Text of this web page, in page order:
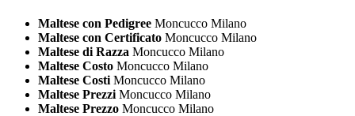
Maltese con Pedigree Moncucco Milano
Maltese con Certificato Moncucco Milano
Maltese di Razza Moncucco Milano
Maltese Costo Moncucco Milano
Maltese Costi Moncucco Milano
Maltese Prezzi Moncucco Milano
Maltese Prezzo Moncucco Milano